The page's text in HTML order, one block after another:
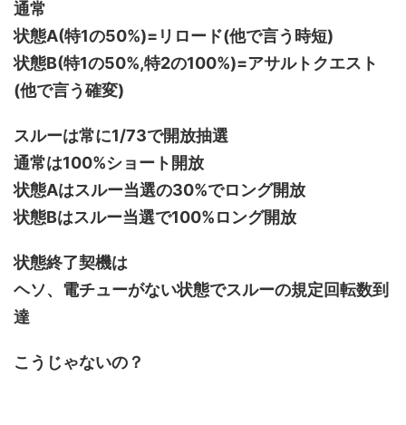
通常
状態A(特1の50%)=リロード(他で言う時短)
状態B(特1の50%,特2の100%)=アサルトクエスト
(他で言う確変)
スルーは常に1/73で開放抽選
通常は100%ショート開放
状態Aはスルー当選の30%でロング開放
状態Bはスルー当選で100%ロング開放
状態終了契機は
ヘソ、電チューがない状態でスルーの規定回転数到
達
こうじゃないの？